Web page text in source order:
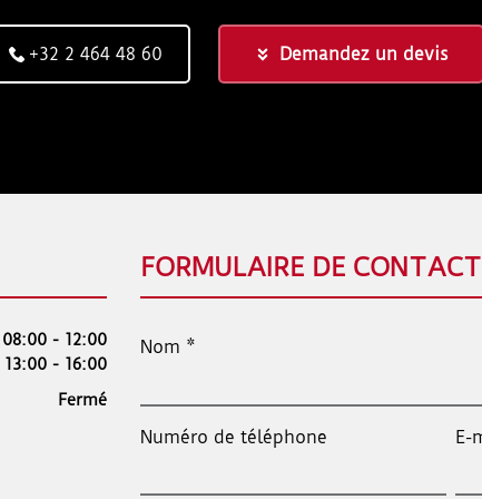
+32 2 464 48 60 Demandez un devis
08:00 - 12:00
13:00 - 16:00
Fermé
FORMULAIRE DE CONTACT
Nom
Numéro de téléphone E-